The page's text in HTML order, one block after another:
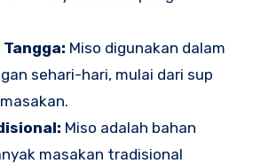
Tangga: Miso digunakan dalam
sehari-hari, mulai dari sup
Miso adalah bahan
masakan tradisional